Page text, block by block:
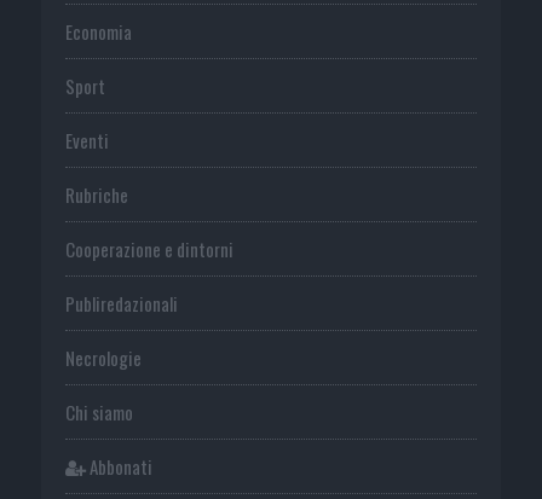
Economia
Sport
Eventi
Rubriche
Cooperazione e dintorni
Publiredazionali
Necrologie
Chi siamo
Abbonati